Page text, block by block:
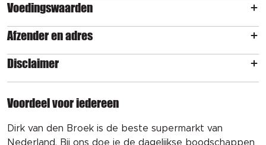
Voedingswaarden
Afzender en adres
Disclaimer
Voordeel voor iedereen
Dirk van den Broek is de beste supermarkt van
Nederland. Bij ons doe je de dagelijkse boodschappen